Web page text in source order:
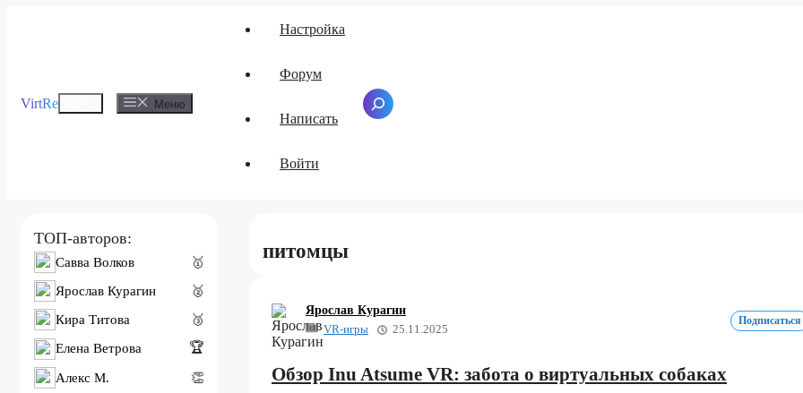
VirtRe Меню Меню
Настройка
Форум
Написать
Войти
Поиск
питомцы
Ярослав Курагин
VR-игры
25.11.2025
Подписаться
Обзор Inu Atsume VR: забота о виртуальных собаках
ТОП-авторов:
Савва Волков
🥇
Ярослав Курагин
🥈
Кира Титова
🥉
Елена Ветрова 🏆
Алекс M. 👏